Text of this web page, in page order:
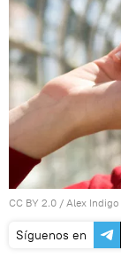
CC BY 2.0 / Alex Indigo
Síguenos en